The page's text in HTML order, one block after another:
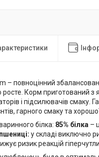
– повноцінний
Корм приготований з
і підсилювачів смаку.
гарного смаку та
білка: 85% білка –
у складі виключно
ризик реакцій